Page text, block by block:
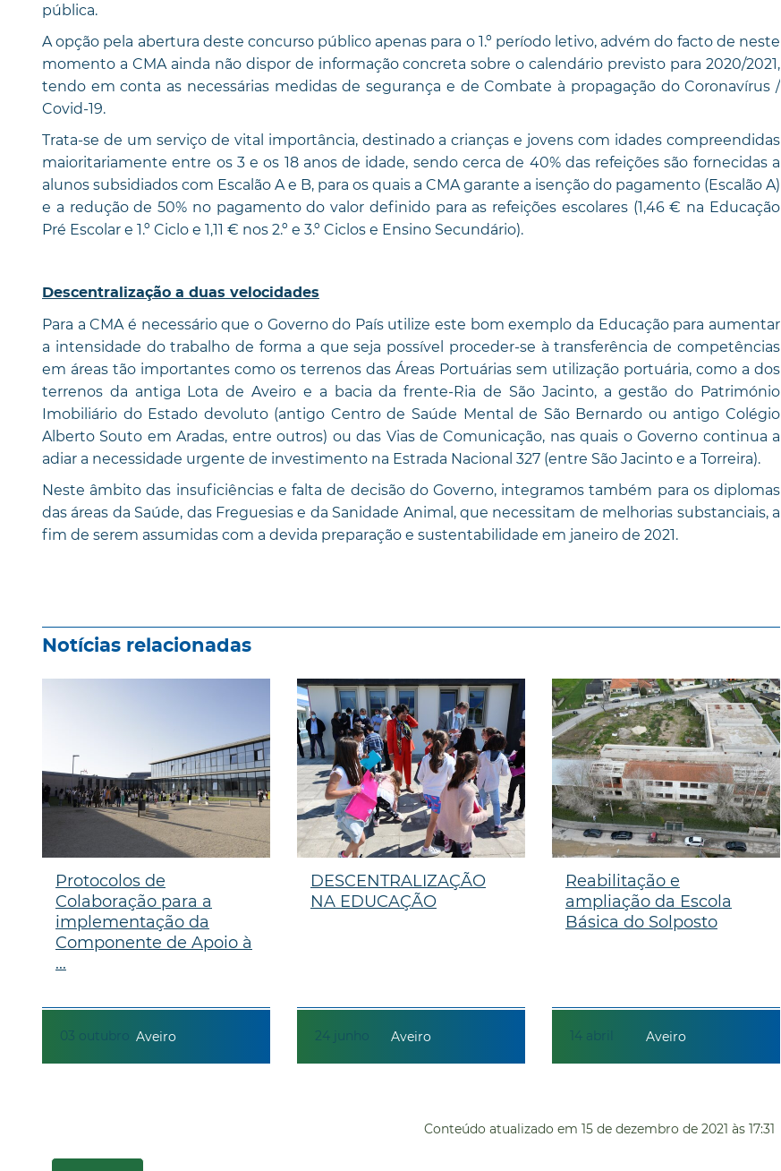
pública.
A opção pela abertura deste concurso público apenas para o 1.º período letivo, advém do facto de neste
momento a CMA ainda não dispor de informação concreta sobre o calendário previsto para 2020/2021,
tendo em conta as necessárias medidas de segurança e de Combate à propagação do Coronavírus /
Covid-19.
Trata-se de um serviço de vital importância, destinado a crianças e jovens com idades compreendidas
maioritariamente entre os 3 e os 18 anos de idade, sendo cerca de 40% das refeições são fornecidas a
alunos subsidiados com Escalão A e B, para os quais a CMA garante a isenção do pagamento (Escalão A)
e a redução de 50% no pagamento do valor definido para as refeições escolares (1,46 € na Educação
Pré Escolar e 1.º Ciclo e 1,11 € nos 2.º e 3.º Ciclos e Ensino Secundário).
Descentralização a duas velocidades
Para a CMA é necessário que o Governo do País utilize este bom exemplo da Educação para aumentar
a intensidade do trabalho de forma a que seja possível proceder-se à transferência de competências
em áreas tão importantes como os terrenos das Áreas Portuárias sem utilização portuária, como a dos
terrenos da antiga Lota de Aveiro e a bacia da frente-Ria de São Jacinto, a gestão do Património
Imobiliário do Estado devoluto (antigo Centro de Saúde Mental de São Bernardo ou antigo Colégio
Alberto Souto em Aradas, entre outros) ou das Vias de Comunicação, nas quais o Governo continua a
adiar a necessidade urgente de investimento na Estrada Nacional 327 (entre São Jacinto e a Torreira).
Neste âmbito das insuficiências e falta de decisão do Governo, integramos também para os diplomas
das áreas da Saúde, das Freguesias e da Sanidade Animal, que necessitam de melhorias substanciais, a
fim de serem assumidas com a devida preparação e sustentabilidade em janeiro de 2021.
Notícias relacionadas
03 outubro
Protocolos de
Colaboração para a
implementação da
Componente de Apoio à
...
Aveiro 24 junho
DESCENTRALIZAÇÃO
NA EDUCAÇÃO
Aveiro 14 abril
Reabilitação e
ampliação da Escola
Básica do Solposto
Aveiro
Conteúdo atualizado em 15 de dezembro de 2021 às 17:31